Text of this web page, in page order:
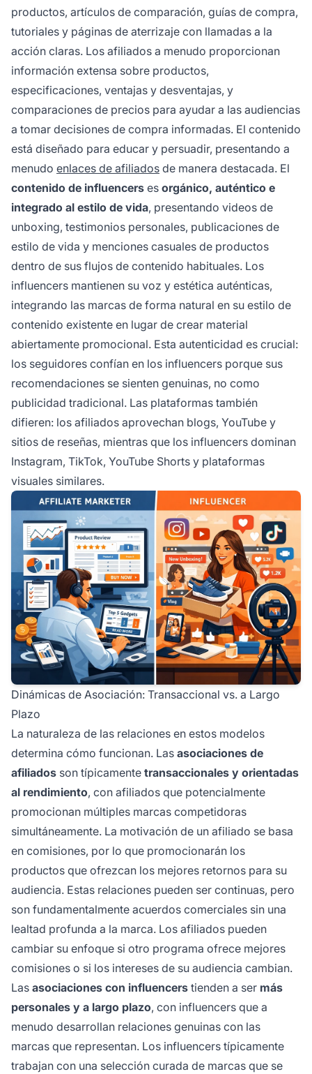
productos, artículos de comparación, guías de compra,
tutoriales y páginas de aterrizaje con llamadas a la
acción claras. Los afiliados a menudo proporcionan
información extensa sobre productos,
especificaciones, ventajas y desventajas, y
comparaciones de precios para ayudar a las audiencias
a tomar decisiones de compra informadas. El contenido
está diseñado para educar y persuadir, presentando a
menudo enlaces de afiliados de manera destacada. El
contenido de influencers es orgánico, auténtico e
integrado al estilo de vida, presentando videos de
unboxing, testimonios personales, publicaciones de
estilo de vida y menciones casuales de productos
dentro de sus flujos de contenido habituales. Los
influencers mantienen su voz y estética auténticas,
integrando las marcas de forma natural en su estilo de
contenido existente en lugar de crear material
abiertamente promocional. Esta autenticidad es crucial:
los seguidores confían en los influencers porque sus
recomendaciones se sienten genuinas, no como
publicidad tradicional. Las plataformas también
difieren: los afiliados aprovechan blogs, YouTube y
sitios de reseñas, mientras que los influencers dominan
Instagram, TikTok, YouTube Shorts y plataformas
visuales similares.
Dinámicas de Asociación: Transaccional vs. a Largo
Plazo
La naturaleza de las relaciones en estos modelos
determina cómo funcionan. Las asociaciones de
afiliados son típicamente transaccionales y orientadas
al rendimiento, con afiliados que potencialmente
promocionan múltiples marcas competidoras
simultáneamente. La motivación de un afiliado se basa
en comisiones, por lo que promocionarán los
productos que ofrezcan los mejores retornos para su
audiencia. Estas relaciones pueden ser continuas, pero
son fundamentalmente acuerdos comerciales sin una
lealtad profunda a la marca. Los afiliados pueden
cambiar su enfoque si otro programa ofrece mejores
comisiones o si los intereses de su audiencia cambian.
Las asociaciones con influencers tienden a ser más
personales y a largo plazo, con influencers que a
menudo desarrollan relaciones genuinas con las
marcas que representan. Los influencers típicamente
trabajan con una selección curada de marcas que se